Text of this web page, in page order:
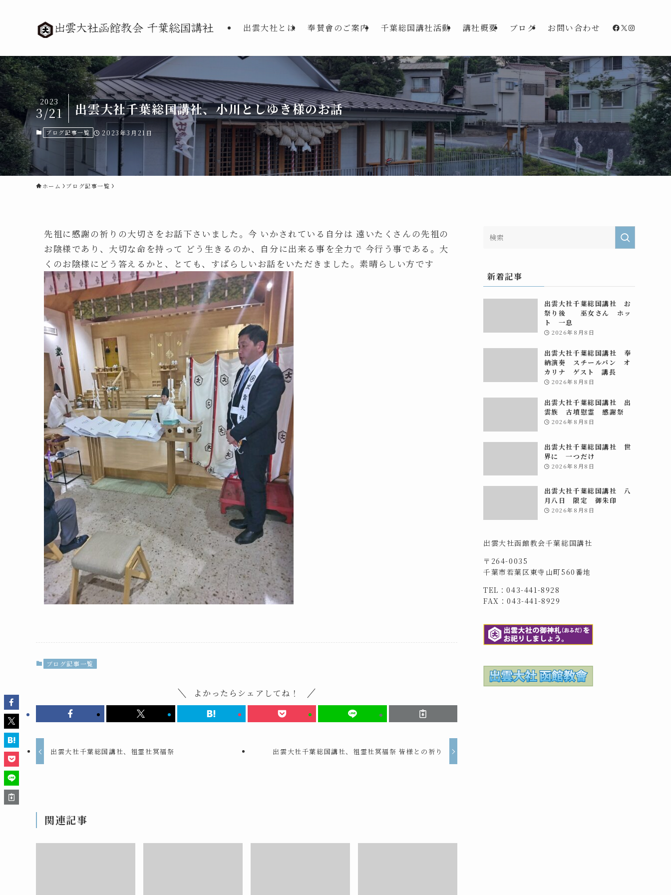
出雲大社とは 奉賛會のご案内 千葉総国講社活動 講社概要 ブログ お問い合わせ Facebook
X
出雲大社千葉総国講社、小川としゆき様のお話
2023
3/21
ブログ記事一覧 2023年3月21日
ホーム ブログ記事一覧
先祖に感謝の祈りの大切さをお話下さいました。今 いかされている自分は 遠いたくさんの先祖の
お陰様であり、大切な命を持って どう生きるのか、自分に出来る事を全力で 今行う事である。大
くのお陰様にどう答えるかと、とても、すばらしいお話をいただきました。素晴らしい方です
ブログ記事一覧
よかったらシェアしてね！
出雲大社千葉総国講社、祖霊社冥福祭 出雲大社千葉総国講社、祖霊社冥福祭 皆様との祈り
関連記事
新着記事
出雲大社千葉総国講社 お
祭り後 巫女さん ホッ
ト 一息
2026年8月8日
出雲大社千葉総国講社 奉
納演奏 スチールパン オ
カリナ ゲスト 講長
2026年8月8日
出雲大社千葉総国講社 出
雲族 古墳慰霊 感謝祭
2026年8月8日
出雲大社千葉総国講社 世
界に 一つだけ
2026年8月8日
出雲大社千葉総国講社 八
月八日 限定 御朱印
2026年8月8日
出雲大社函館教会千葉総国講社
〒264-0035
千葉市若葉区東寺山町560番地
TEL：043-441-8928
FAX：043-441-8929